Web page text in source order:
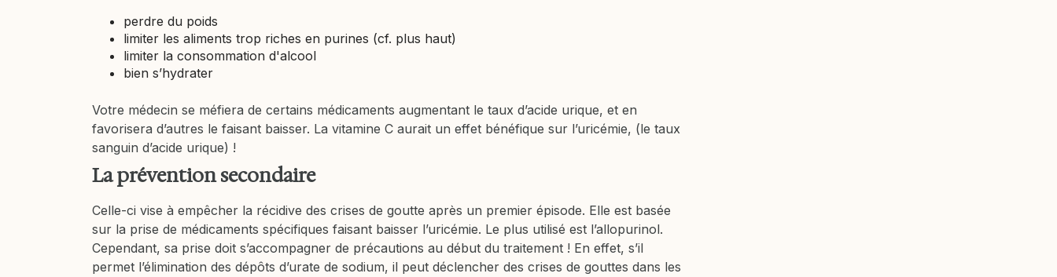
perdre du poids
limiter les aliments trop riches en purines (cf. plus haut)
limiter la consommation d'alcool
bien s’hydrater
Votre médecin se méfiera de certains médicaments augmentant le taux d’acide urique, et en
favorisera d’autres le faisant baisser. La vitamine C aurait un effet bénéfique sur l’uricémie, (le taux
sanguin d’acide urique) !
La prévention secondaire
Celle-ci vise à empêcher la récidive des crises de goutte après un premier épisode. Elle est basée
sur la prise de médicaments spécifiques faisant baisser l’uricémie. Le plus utilisé est l’allopurinol.
Cependant, sa prise doit s’accompagner de précautions au début du traitement ! En effet, s’il
permet l’élimination des dépôts d’urate de sodium, il peut déclencher des crises de gouttes dans les